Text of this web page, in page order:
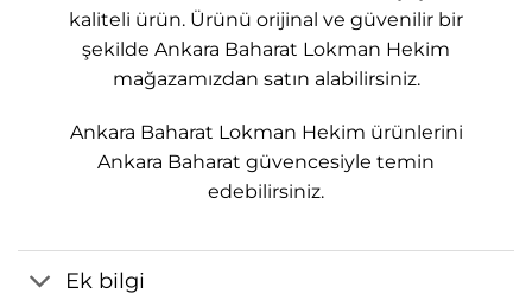
kaliteli ürün. Ürünü orijinal ve güvenilir bir
şekilde Ankara Baharat Lokman Hekim
mağazamızdan satın alabilirsiniz.
Ankara Baharat Lokman Hekim ürünlerini
Ankara Baharat güvencesiyle temin
edebilirsiniz.
Ek bilgi